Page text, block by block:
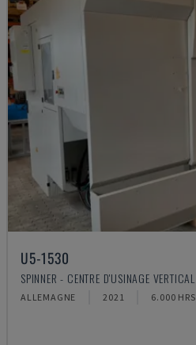
U5-1530
SPINNER - CENTRE D'USINAGE VERTICAL
ALLEMAGNE 2021 6.000 HRS